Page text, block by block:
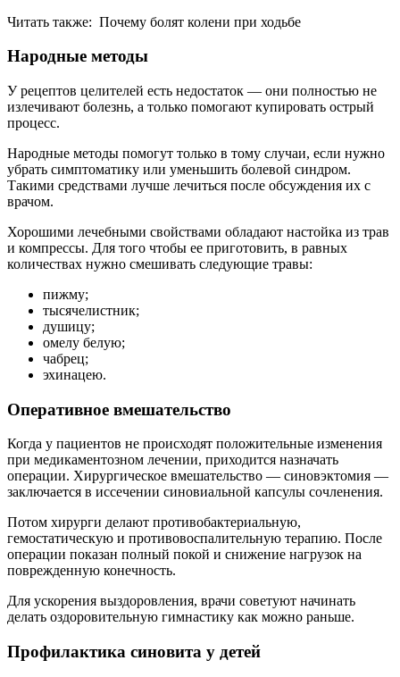
Читать также: Почему болят колени при ходьбе
Народные методы
У рецептов целителей есть недостаток — они полностью не
излечивают болезнь, а только помогают купировать острый
процесс.
Народные методы помогут только в тому случаи, если нужно
убрать симптоматику или уменьшить болевой синдром.
Такими средствами лучше лечиться после обсуждения их с
врачом.
Хорошими лечебными свойствами обладают настойка из трав
и компрессы. Для того чтобы ее приготовить, в равных
количествах нужно смешивать следующие травы:
пижму;
тысячелистник;
душицу;
омелу белую;
чабрец;
эхинацею.
Оперативное вмешательство
Когда у пациентов не происходят положительные изменения
при медикаментозном лечении, приходится назначать
операции. Хирургическое вмешательство — синовэктомия —
заключается в иссечении синовиальной капсулы сочленения.
Потом хирурги делают противобактериальную,
гемостатическую и противовоспалительную терапию. После
операции показан полный покой и снижение нагрузок на
поврежденную конечность.
Для ускорения выздоровления, врачи советуют начинать
делать оздоровительную гимнастику как можно раньше.
Профилактика синовита у детей